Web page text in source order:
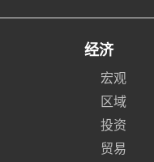
经济
宏观
区域
投资
贸易